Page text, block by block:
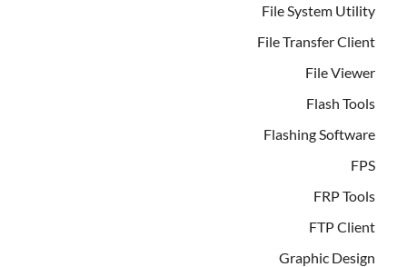
File System Utility
File Transfer Client
File Viewer
Flash Tools
Flashing Software
FPS
FRP Tools
FTP Client
Graphic Design